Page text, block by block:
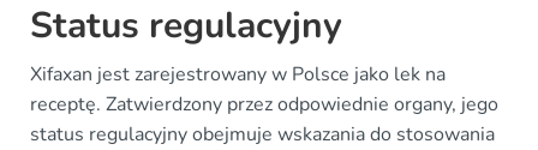
Status regulacyjny
Xifaxan jest zarejestrowany w Polsce jako lek na
receptę. Zatwierdzony przez odpowiednie organy, jego
status regulacyjny obejmuje wskazania do stosowania